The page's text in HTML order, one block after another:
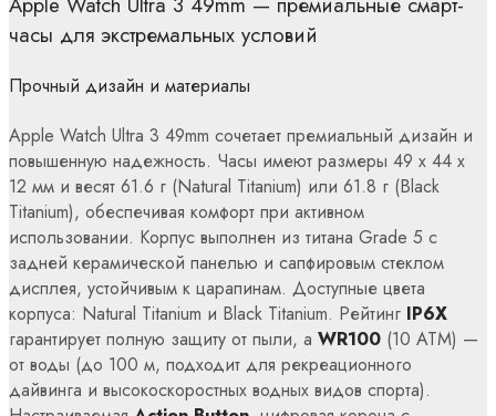
часы для экстремальных условий
Прочный дизайн и материалы
Apple Watch Ultra 3 49mm сочетает премиальный дизайн и
повышенную надежность. Часы имеют размеры 49 x 44 x
12 мм и весят 61.6 г (Natural Titanium) или 61.8 г (Black
Titanium), обеспечивая комфорт при активном
использовании. Корпус выполнен из титана Grade 5 с
задней керамической панелью и сапфировым стеклом
дисплея, устойчивым к царапинам. Доступные цвета
корпуса: Natural Titanium и Black Titanium. Рейтинг IP6X
гарантирует полную защиту от пыли, а WR100 (10 ATM) —
от воды (до 100 м, подходит для рекреационного
дайвинга и высокоскоростных водных видов спорта).